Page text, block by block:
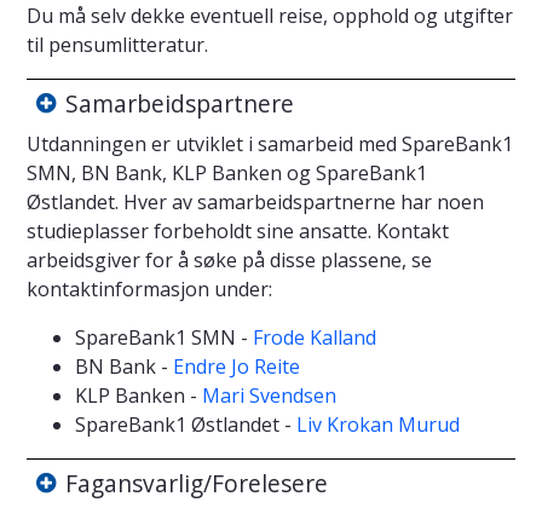
Du må selv dekke eventuell reise, opphold og utgifter
til pensumlitteratur.
Samarbeidspartnere
Utdanningen er utviklet i samarbeid med SpareBank1
SMN, BN Bank, KLP Banken og SpareBank1
Østlandet. Hver av samarbeidspartnerne har noen
studieplasser forbeholdt sine ansatte. Kontakt
arbeidsgiver for å søke på disse plassene, se
kontaktinformasjon under:
SpareBank1 SMN - Frode Kalland
BN Bank - Endre Jo Reite
KLP Banken - Mari Svendsen
SpareBank1 Østlandet - Liv Krokan Murud
Fagansvarlig/Forelesere